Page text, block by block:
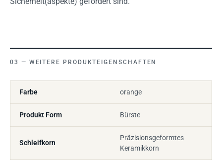
WEITERE PRODUKTEIGENSCHAFTEN
Farbe orange
Produkt Form Bürste
Schleifkorn
Präzisionsgeformtes
Keramikkorn